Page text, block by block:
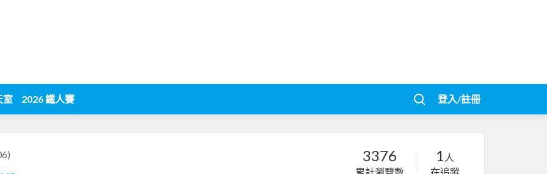
室 2026 鐵人賽 登入/註冊
3376
累計瀏覽數
1 人
在追蹤